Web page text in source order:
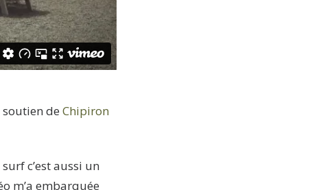
soutien de Chipiron
c’est aussi un
m’a embarquée